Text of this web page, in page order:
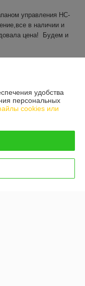
управления HC-
в наличии и
цена!  Будем и
удобства
персональных
cookies или